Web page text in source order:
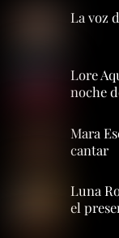
La voz
Lore
noche
Mara
cantar
Luna
el